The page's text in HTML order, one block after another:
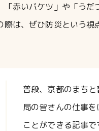
「赤いバケツ」や「う
は、ぜひ防災という視
普段、京都のまち
局の皆さんの仕事
ことができる記事